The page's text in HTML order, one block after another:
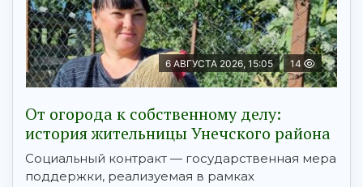
6 АВГУСТА 2026, 15:05 14
От огорода к собственному делу:
история жительницы Унечского района
Социальный контракт — государственная мера
поддержки, реализуемая в рамках